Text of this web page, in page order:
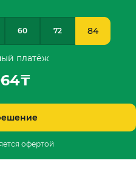
60 72 84
платёж
₸
офертой